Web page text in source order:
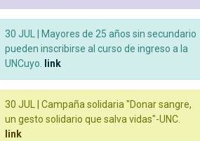
30 JUL |
Mayores de 25 años sin secundario
pueden inscribirse al curso de ingreso a la
UNCuyo.
link
30 JUL |
Campaña solidaria "Donar sangre,
un gesto solidario que salva vidas"-UNC.
link